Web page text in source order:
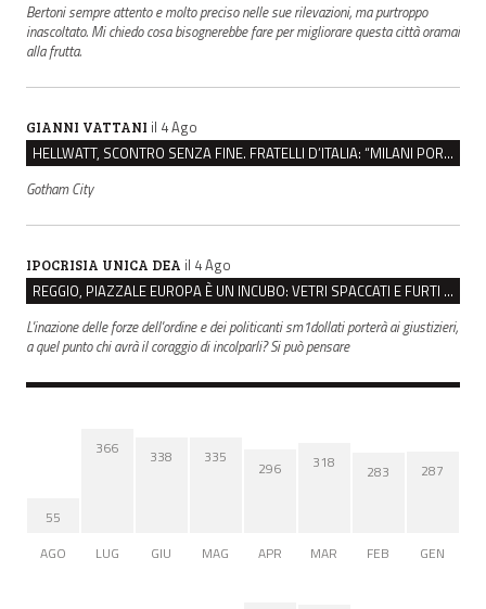
Bertoni sempre attento e molto preciso nelle sue rilevazioni, ma purtroppo
inascoltato. Mi chiedo cosa bisognerebbe fare per migliorare questa città oramai
alla frutta.
GIANNI VATTANI il 4 Ago
HELLWATT, SCONTRO SENZA FINE. FRATELLI D’ITALIA: “MILANI PORTA DOCUMENTI, DE FRANCO INSULTI”
Gotham City
IPOCRISIA UNICA DEA il 4 Ago
REGGIO, PIAZZALE EUROPA È UN INCUBO: VETRI SPACCATI E FURTI SULLE AUTO IN SOSTA
L'inazione delle forze dell'ordine e dei politicanti sm1dollati porterà ai giustizieri,
a quel punto chi avrà il coraggio di incolparli? Si può pensare
55
AGO
366
LUG
338
GIU
335
MAG
296
APR
318
MAR
283
FEB
287
GEN